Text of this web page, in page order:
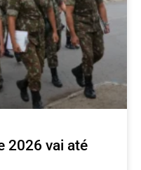
2026 vai até